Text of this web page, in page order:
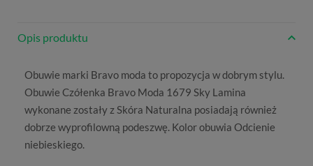
Opis produktu
Obuwie marki Bravo moda to propozycja w dobrym stylu.
Obuwie Czółenka Bravo Moda 1679 Sky Lamina
wykonane zostały zSkóra Naturalna posiadają również
dobrze wyprofilowną podeszwę. Kolor obuwia Odcienie
niebieskiego.